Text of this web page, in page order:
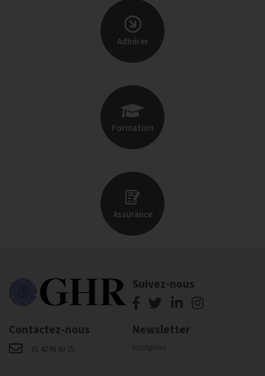
Adhérer
Formation
Assurance
Suivez-nous
Contactez-nous
01 42 96 60 75
Newsletter
Inscription